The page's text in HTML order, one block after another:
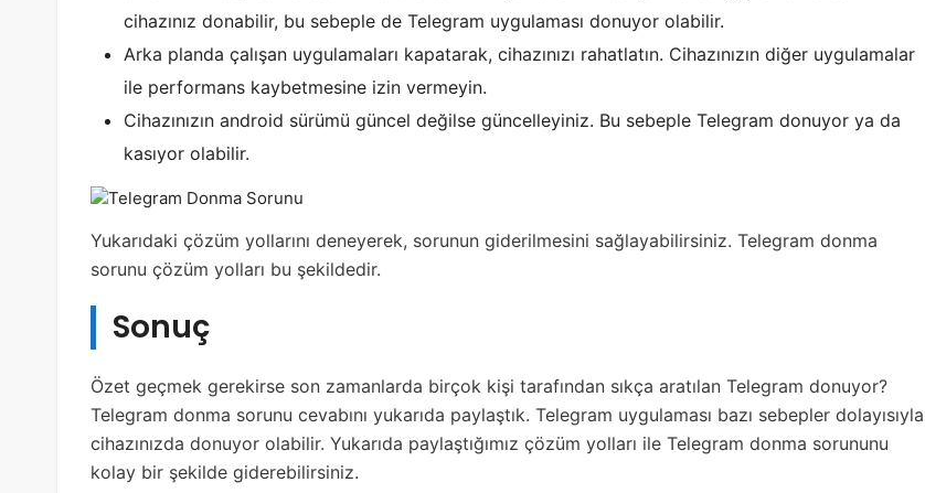
cihazınız donabilir, bu sebeple de Telegram uygulaması donuyor olabilir.
Arka planda çalışan uygulamaları kapatarak, cihazınızı rahatlatın. Cihazınızın diğer uygulamalar
ile performans kaybetmesine izin vermeyin.
Cihazınızın android sürümü güncel değilse güncelleyiniz. Bu sebeple Telegram donuyor ya da
kasıyor olabilir.
Yukarıdaki çözüm yollarını deneyerek, sorunun giderilmesini sağlayabilirsiniz. Telegram donma
sorunu çözüm yolları bu şekildedir.
Sonuç
Özet geçmek gerekirse son zamanlarda birçok kişi tarafından sıkça aratılan Telegram donuyor?
Telegram donma sorunu cevabını yukarıda paylaştık. Telegram uygulaması bazı sebepler dolayısıyla
cihazınızda donuyor olabilir. Yukarıda paylaştığımız çözüm yolları ile Telegram donma sorununu
kolay bir şekilde giderebilirsiniz.